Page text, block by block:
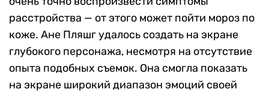
расстройства — от этого может пойти мороз по
коже. Ане Пляшг удалось создать на экране
глубокого персонажа, несмотря на отсутствие
опыта подобных съемок. Она смогла показать
на экране широкий диапазон эмоций своей